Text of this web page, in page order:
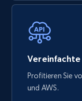
Profitieren Sie
und AWS.